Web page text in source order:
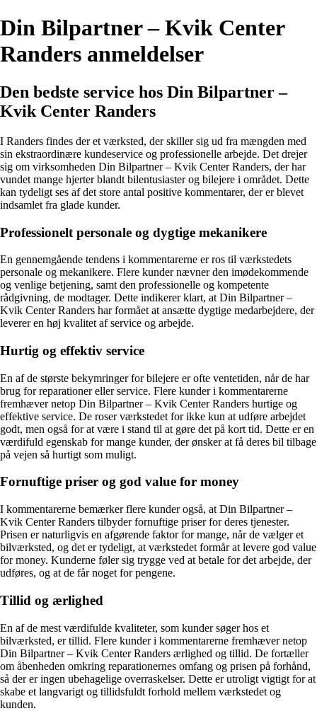
Din Bilpartner – Kvik Center
Randers anmeldelser
Den bedste service hos Din Bilpartner –
Kvik Center Randers
I Randers findes der et værksted, der skiller sig ud fra mængden med
sin ekstraordinære kundeservice og professionelle arbejde. Det drejer
sig om virksomheden Din Bilpartner – Kvik Center Randers, der har
vundet mange hjerter blandt bilentusiaster og bilejere i området. Dette
kan tydeligt ses af det store antal positive kommentarer, der er blevet
indsamlet fra glade kunder.
Professionelt personale og dygtige mekanikere
En gennemgående tendens i kommentarerne er ros til værkstedets
personale og mekanikere. Flere kunder nævner den imødekommende
og venlige betjening, samt den professionelle og kompetente
rådgivning, de modtager. Dette indikerer klart, at Din Bilpartner –
Kvik Center Randers har formået at ansætte dygtige medarbejdere, der
leverer en høj kvalitet af service og arbejde.
Hurtig og effektiv service
En af de største bekymringer for bilejere er ofte ventetiden, når de har
brug for reparationer eller service. Flere kunder i kommentarerne
fremhæver netop Din Bilpartner – Kvik Center Randers hurtige og
effektive service. De roser værkstedet for ikke kun at udføre arbejdet
godt, men også for at være i stand til at gøre det på kort tid. Dette er en
værdifuld egenskab for mange kunder, der ønsker at få deres bil tilbage
på vejen så hurtigt som muligt.
Fornuftige priser og god value for money
I kommentarerne bemærker flere kunder også, at Din Bilpartner –
Kvik Center Randers tilbyder fornuftige priser for deres tjenester.
Prisen er naturligvis en afgørende faktor for mange, når de vælger et
bilværksted, og det er tydeligt, at værkstedet formår at levere god value
for money. Kunderne føler sig trygge ved at betale for det arbejde, der
udføres, og at de får noget for pengene.
Tillid og ærlighed
En af de mest værdifulde kvaliteter, som kunder søger hos et
bilværksted, er tillid. Flere kunder i kommentarerne fremhæver netop
Din Bilpartner – Kvik Center Randers ærlighed og tillid. De fortæller
om åbenheden omkring reparationernes omfang og prisen på forhånd,
så der er ingen ubehagelige overraskelser. Dette er utroligt vigtigt for at
skabe et langvarigt og tillidsfuldt forhold mellem værkstedet og
kunden.